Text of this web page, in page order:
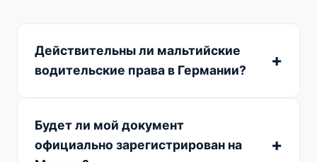
Действительны ли мальтийские
водительские права в Германии?
Будет ли мой документ
официально зарегистрирован на